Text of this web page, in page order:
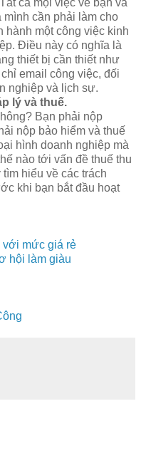
Tất cả mọi việc về bạn và
cần phải làm cho
hành một công việc kinh
Điều này có nghĩa là
thiết bị cần thiết như
email công việc, đối
nghiệp và lịch sự.
lý và thuế.
Bạn phải nộp
nộp bảo hiểm và thuế
hình doanh nghiệp mà
nào tới vấn đề thuế thu
hiểu về các trách
khi bạn bắt đầu hoạt
với mức giá rẻ
hội làm giàu